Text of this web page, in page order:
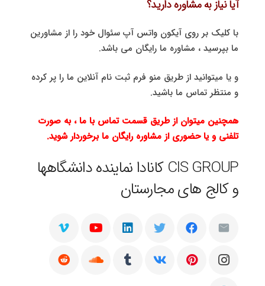
آیا نیاز به مشاوره دارید؟
با کلیک بر روی آیکون واتس آپ سئوال خود را از مشاورین
ما بپرسید ، مشاوره ما رایگان می باشد.
و یا میتوانید از طریق منو فرم ثبت نام آنلاین ما را پر کرده
و منتظر تماس ما باشید.
همچنین میتوان از طریق قسمت تماس با ما ، به صورت
تلفنی و یا حضوری از مشاوره رایگان ما برخوردار شوید.
CIS GROUP کانادا نماینده دانشگاهها
و کالج های مجارستان